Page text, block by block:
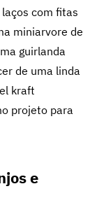
com fitas
miniarvore de
guirlanda
de uma linda
kraft
projeto para
e